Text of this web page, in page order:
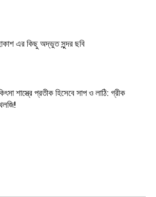
এর কিছু অদ্ভুত সুন্দর ছবি
শাস্ত্রে প্রতীক হিসেবে সাপ ও লাঠি: গ্রীক